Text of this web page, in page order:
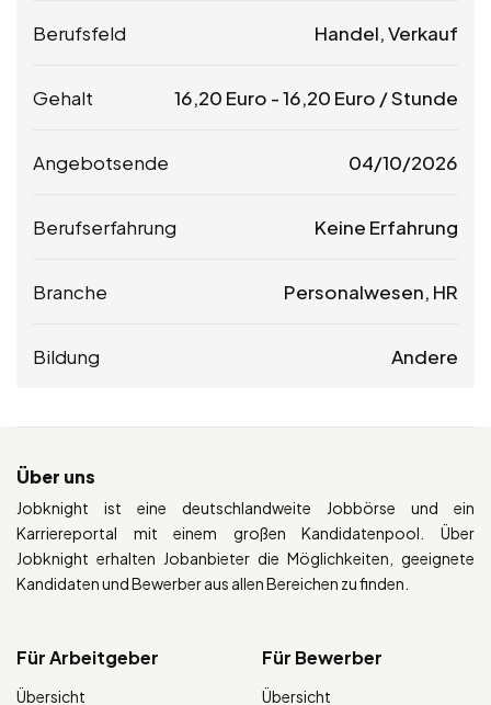
Berufsfeld Handel, Verkauf
Gehalt 16,20 Euro -16,20 Euro / Stunde
Angebotsende 04/10/2026
Berufserfahrung Keine Erfahrung
Branche Personalwesen, HR
Bildung Andere
Über uns
Jobknight ist eine deutschlandweite Jobbörse und ein
Karriereportal mit einem großen Kandidatenpool. Über
Jobknight erhalten Jobanbieter die Möglichkeiten, geeignete
Kandidaten und Bewerber aus allen Bereichen zu finden.
Für Arbeitgeber
Übersicht
Für Bewerber
Übersicht